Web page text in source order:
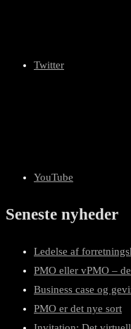
Twitter
YouTube
Seneste nyheder
Ledelse af
PMO eller vPMO –
Business case og
PMO er det nye sort